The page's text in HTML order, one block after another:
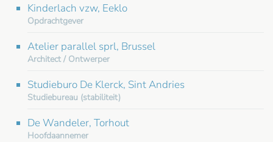
Kinderlach vzw, Eeklo
Opdrachtgever
Atelier parallel sprl, Brussel
Architect / Ontwerper
Studieburo De Klerck, Sint Andries
Studiebureau (stabiliteit)
De Wandeler, Torhout
Hoofdaannemer